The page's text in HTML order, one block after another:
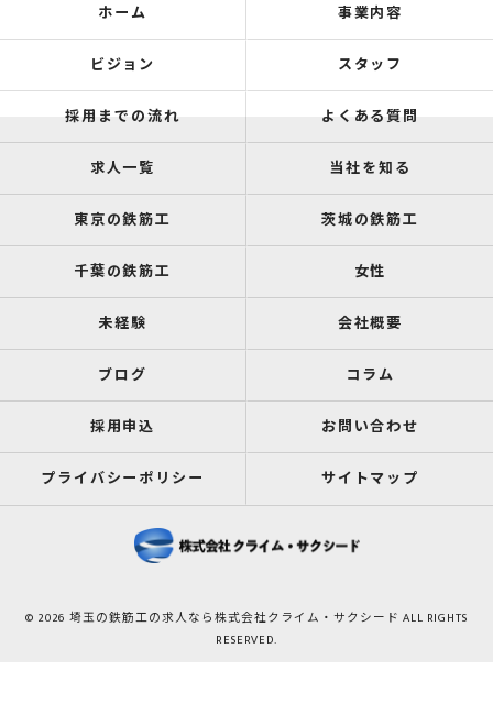
ホーム 事業内容
ビジョン スタッフ
採用までの流れ よくある質問
求人一覧 当社を知る
東京の鉄筋工 茨城の鉄筋工
千葉の鉄筋工 女性
未経験 会社概要
ブログ コラム
採用申込 お問い合わせ
プライバシーポリシー サイトマップ
© 2026 埼玉の鉄筋工の求人なら株式会社クライム・サクシード ALL RIGHTS
RESERVED.